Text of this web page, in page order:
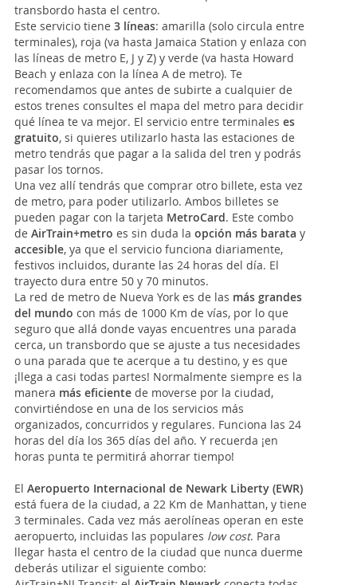
transbordo hasta el centro.
Este servicio tiene 3 líneas: amarilla (solo circula entre
terminales), roja (va hasta Jamaica Station y enlaza con
las líneas de metro E, J y Z) y verde (va hasta Howard
Beach y enlaza con la línea A de metro). Te
recomendamos que antes de subirte a cualquier de
estos trenes consultes el mapa del metro para decidir
qué línea te va mejor. El servicio entre terminales es
gratuito, si quieres utilizarlo hasta las estaciones de
metro tendrás que pagar a la salida del tren y podrás
pasar los tornos.
Una vez allí tendrás que comprar otro billete, esta vez
de metro, para poder utilizarlo. Ambos billetes se
pueden pagar con la tarjeta MetroCard. Este combo
de AirTrain+metro es sin duda la opción más barata y
accesible, ya que el servicio funciona diariamente,
festivos incluidos, durante las 24 horas del día. El
trayecto dura entre 50 y 70 minutos.
La red de metro de Nueva York es de las más grandes
del mundo con más de 1000 Km de vías, por lo que
seguro que allá donde vayas encuentres una parada
cerca, un transbordo que se ajuste a tus necesidades
o una parada que te acerque a tu destino, y es que
¡llega a casi todas partes! Normalmente siempre es la
manera más eficiente de moverse por la ciudad,
convirtiéndose en una de los servicios más
organizados, concurridos y regulares. Funciona las 24
horas del día los 365 días del año. Y recuerda ¡en
horas punta te permitirá ahorrar tiempo!
El Aeropuerto Internacional de Newark Liberty (EWR)
está fuera de la ciudad, a 22 Km de Manhattan, y tiene
3 terminales. Cada vez más aerolíneas operan en este
aeropuerto, incluidas las populares low cost. Para
llegar hasta el centro de la ciudad que nunca duerme
deberás utilizar el siguiente combo: